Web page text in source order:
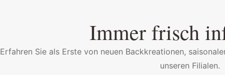
Immer frisch
Erfahren Sie als Erste von neuen Backkreationen,
unseren Filialen.